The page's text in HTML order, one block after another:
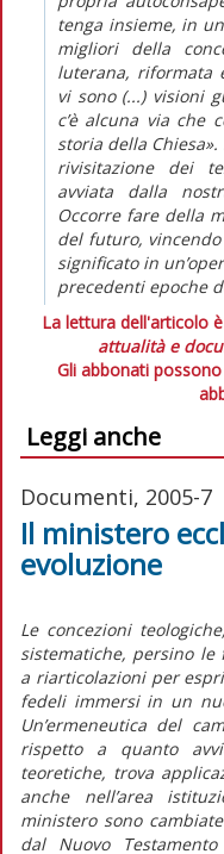
tenga insieme, in
migliori della
luterana, riformata
vi sono (...) visioni
c’è alcuna via che
storia della
rivisitazione dei
avviata dalla
Occorre fare della
del futuro,
significato in
precedenti epoche
La lettura dell'articolo
attualità e
Gli abbonati
Leggi anche
Documenti, 2005-7
Il ministero
evoluzione
Le concezioni
sistematiche, persino le
a riarticolazioni per
fedeli immersi in un
Un’ermeneutica del
rispetto a quanto
teoretiche, trova
anche nell’area
ministero sono
dal Nuovo